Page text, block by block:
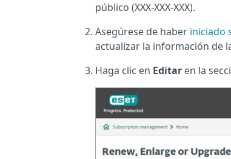
público (XXX-XXX-XXX).
Asegúrese de haber iniciado
actualizar la información de
Haga clic en Editar en la